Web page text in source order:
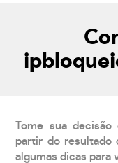
Tome sua
partir do resultado
algumas dicas para